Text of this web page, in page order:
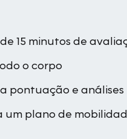
15 minutos de
o corpo
pontuação e análises
um plano de